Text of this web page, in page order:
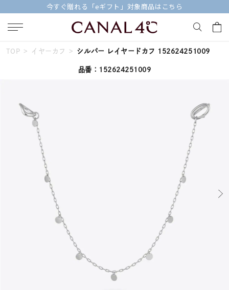
【価格改定のお知らせ 8月17日(月)より 】
キーワードで検索する
#summer #ダイヤモンド ネックレス
#エタニティ
Canal４℃
TOP イヤーカフ シルバー レイヤードカフ 152624251009
品番：152624251009